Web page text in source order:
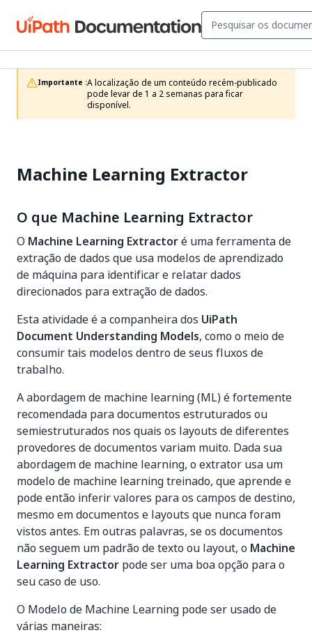
Importante :A localização de um conteúdo recém-publicado
pode levar de 1 a 2 semanas para ficar
disponível.
Machine Learning Extractor
O que Machine Learning Extractor
O Machine Learning Extractoré uma ferramenta de
extração de dados que usa modelos de aprendizado
de máquina para identificar e relatar dados
direcionados para extração de dados.
Esta atividade é a companheira dos UiPath
Document Understanding Models, como o meio de
consumir tais modelos dentro de seus fluxos de
trabalho.
A abordagem de machine learning (ML) é fortemente
recomendada para documentos estruturados ou
semiestruturados nos quais os layouts de diferentes
provedores de documentos variam muito. Dada sua
abordagem de machine learning, o extrator usa um
modelo de machine learning treinado, que aprende e
pode então inferir valores para os campos de destino,
mesmo em documentos e layouts que nunca foram
vistos antes. Em outras palavras, se os documentos
não seguem um padrão de texto ou layout, o Machine
Learning Extractor pode ser uma boa opção para o
seu caso de uso.
O Modelo de Machine Learning pode ser usado de
várias maneiras: